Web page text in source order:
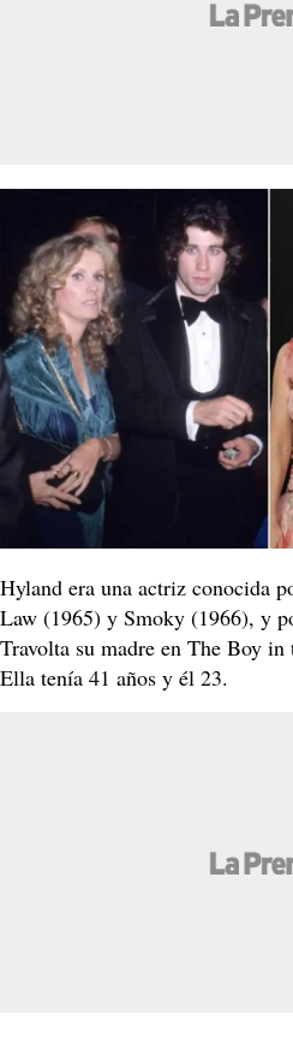
Hyland era una actriz conocida
Law (1965) y Smoky (1966), y
Travolta su madre en The Boy
Ella tenía 41 años y él 23.